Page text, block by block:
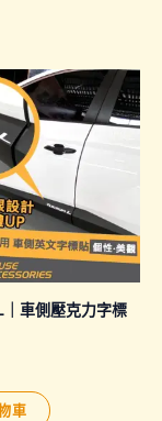
｜車側壓克力字標
車